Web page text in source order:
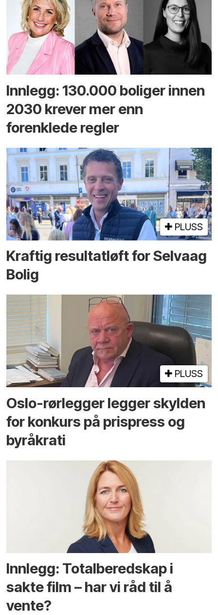
Innlegg: 130.000 boliger innen
2030 krever mer enn
forenklede regler
PLUSS
Kraftig resultatløft for Selvaag
Bolig
PLUSS
Oslo-rørlegger legger skylden
for konkurs på prispress og
byråkrati
Innlegg: Totalberedskap i
sakte film – har vi råd til å
vente?